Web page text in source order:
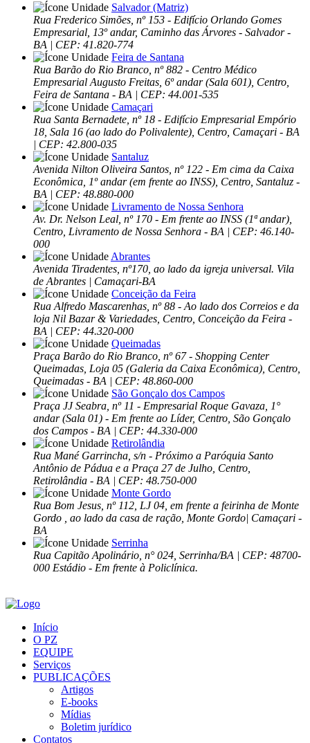
Salvador (Matriz)
Rua Frederico Simões, nº 153 - Edifício Orlando Gomes
Empresarial, 13º andar, Caminho das Árvores - Salvador -
BA | CEP: 41.820-774
Feira de Santana
Rua Barão do Rio Branco, nº 882 - Centro Médico
Empresarial Augusto Freitas, 6º andar (Sala 601), Centro,
Feira de Santana - BA | CEP: 44.001-535
Camaçari
Rua Santa Bernadete, nº 18 - Edifício Empresarial Empório
18, Sala 16 (ao lado do Polivalente), Centro, Camaçari - BA
| CEP: 42.800-035
Santaluz
Avenida Nilton Oliveira Santos, nº 122 - Em cima da Caixa
Econômica, 1º andar (em frente ao INSS), Centro, Santaluz -
BA | CEP: 48.880-000
Livramento de Nossa Senhora
Av. Dr. Nelson Leal, nº 170 - Em frente ao INSS (1ª andar),
Centro, Livramento de Nossa Senhora - BA | CEP: 46.140-
000
Abrantes
Avenida Tiradentes, nº170, ao lado da igreja universal. Vila
de Abrantes | Camaçari-BA
Conceição da Feira
Rua Alfredo Mascarenhas, nº 88 - Ao lado dos Correios e da
loja Nil Bazar & Variedades, Centro, Conceição da Feira -
BA | CEP: 44.320-000
Queimadas
Praça Barão do Rio Branco, nº 67 - Shopping Center
Queimadas, Loja 05 (Galeria da Caixa Econômica), Centro,
Queimadas - BA | CEP: 48.860-000
São Gonçalo dos Campos
Praça JJ Seabra, nº 11 - Empresarial Roque Gavaza, 1°
andar (Sala 01) - Em frente ao Líder, Centro, São Gonçalo
dos Campos - BA | CEP: 44.330-000
Retirolândia
Rua Mané Garrincha, s/n - Próximo a Paróquia Santo
Antônio de Pádua e a Praça 27 de Julho, Centro,
Retirolândia - BA | CEP: 48.750-000
Monte Gordo
Rua Bom Jesus, nº 112, LJ 04, em frente a feirinha de Monte
Gordo , ao lado da casa de ração, Monte Gordo| Camaçari -
BA
Serrinha
Rua Capitão Apolinário, n° 024, Serrinha/BA | CEP: 48700-
000 Estádio - Em frente à Policlínica.
Início
O PZ
EQUIPE
Serviços
PUBLICAÇÕES
Artigos
E-books
Mídias
Boletim jurídico
Contatos